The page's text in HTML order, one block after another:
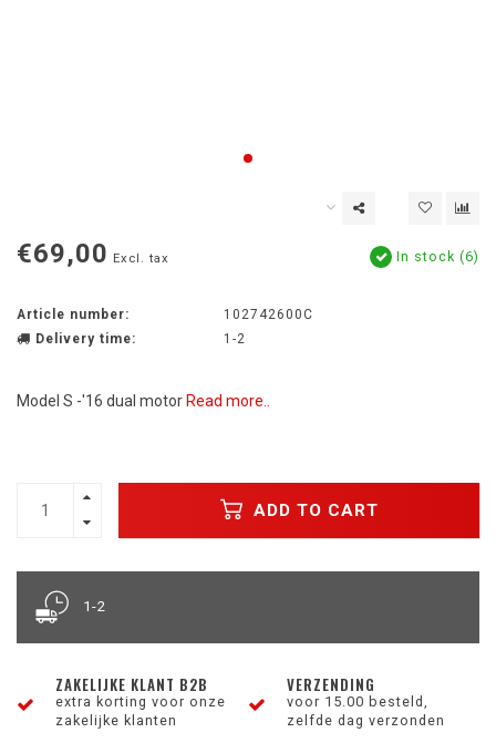
€69,00 Excl. tax In stock (6)
Article number:
102742600C
Delivery time:
1-2
Model S -'16 dual motor Read more..
ADD TO CART
1-2
ZAKELIJKE KLANT B2B
extra korting voor onze
zakelijke klanten
VERZENDING
voor 15.00 besteld,
zelfde dag verzonden